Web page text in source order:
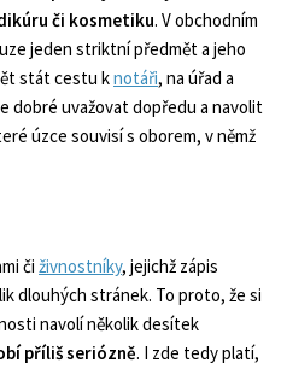
či kosmetiku. V obchodním
jeden striktní předmět a jeho
stát cestu knotáři, na úřad a
dobré uvažovat dopředu a navolit
úzce souvisí s oborem, v němž
či živnostníky, jejichž zápis
dlouhých stránek. To proto, že si
navolí několik desítek
příliš seriózně. I zde tedy platí,